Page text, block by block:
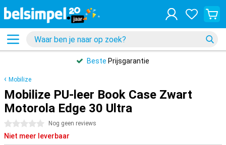
Beste Prijsgarantie
Mobilize
Mobilize PU-leer Book Case Zwart
Motorola Edge 30 Ultra
0 sterren Nog geen reviews
Niet meer leverbaar